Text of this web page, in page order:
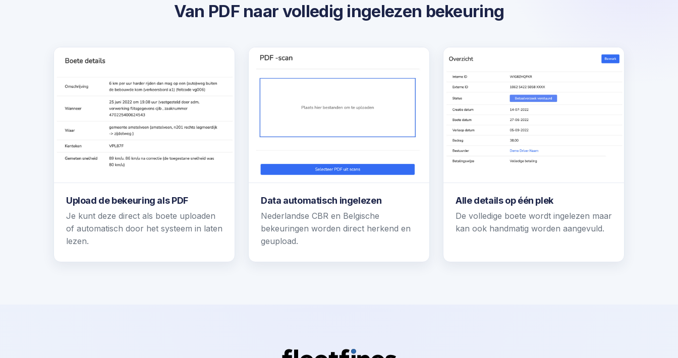
Van PDF naar volledig ingelezen bekeuring
Upload de bekeuring als PDF
Je kunt deze direct als boete uploaden
of automatisch door het systeem in laten
lezen.
Data automatisch ingelezen
Nederlandse CBR en Belgische
bekeuringen worden direct herkend en
geupload.
Alle details op één plek
De volledige boete wordt ingelezen maar
kan ook handmatig worden aangevuld.